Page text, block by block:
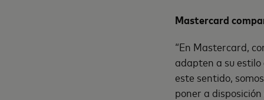
Mastercard
“En Mastercard,
adapten a su estilo
este sentido,
poner a